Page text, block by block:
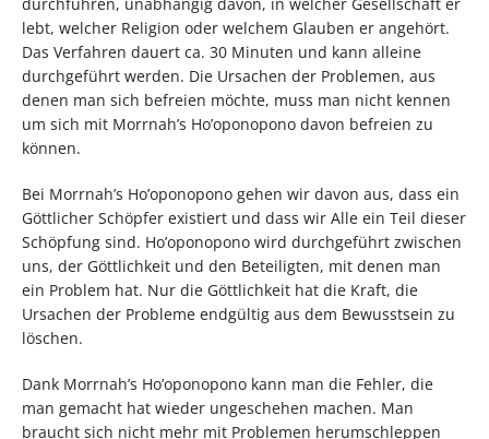
lebt, welcher Religion oder welchem Glauben er angehört.
Das Verfahren dauert ca. 30 Minuten und kann alleine
durchgeführt werden. Die Ursachen der Problemen, aus
denen man sich befreien möchte, muss man nicht kennen
um sich mit Morrnah’s Ho’oponopono davon befreien zu
können.
Bei Morrnah’s Ho’oponopono gehen wir davon aus, dass ein
Göttlicher Schöpfer existiert und dass wir Alle ein Teil dieser
Schöpfung sind. Ho’oponopono wird durchgeführt zwischen
uns, der Göttlichkeit und den Beteiligten, mit denen man
ein Problem hat. Nur die Göttlichkeit hat die Kraft, die
Ursachen der Probleme endgültig aus dem Bewusstsein zu
löschen.
Dank Morrnah’s Ho’oponopono kann man die Fehler, die
man gemacht hat wieder ungeschehen machen. Man
braucht sich nicht mehr mit Problemen herumschleppen